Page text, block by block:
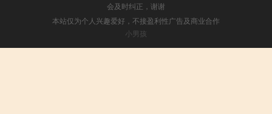
会及时纠正，谢谢
本站仅为个人兴趣爱好，不接盈利性广告及商业合作
小男孩